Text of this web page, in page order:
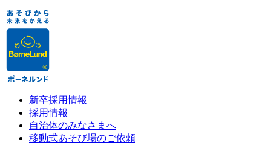
新卒採用情報
採用情報
自治体のみなさまへ
移動式あそび場のご依頼